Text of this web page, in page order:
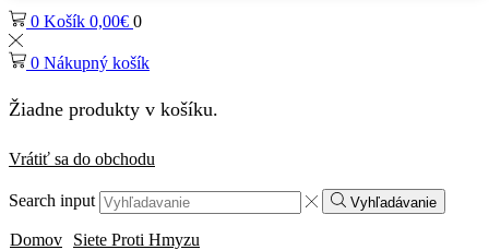
0 Košík 0,00€ 0
0 Nákupný košík
Žiadne produkty v košíku.
Vrátiť sa do obchodu
Search input Vyhľadávanie
Domov Siete Proti Hmyzu